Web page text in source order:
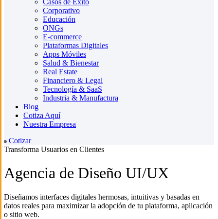
Corporativo
Educación
ONGs
E-commerce
Plataformas Digitales
Apps Móviles
Salud & Bienestar
Real Estate
Financiero & Legal
Tecnología & SaaS
Industria & Manufactura
Blog
Cotiza Aquí
Nuestra Empresa
Cotizar
Transforma Usuarios en Clientes
Agencia de Diseño UI/UX
Diseñamos interfaces digitales hermosas, intuitivas y basadas en
datos reales para maximizar la adopción de tu plataforma, aplicación
o sitio web.